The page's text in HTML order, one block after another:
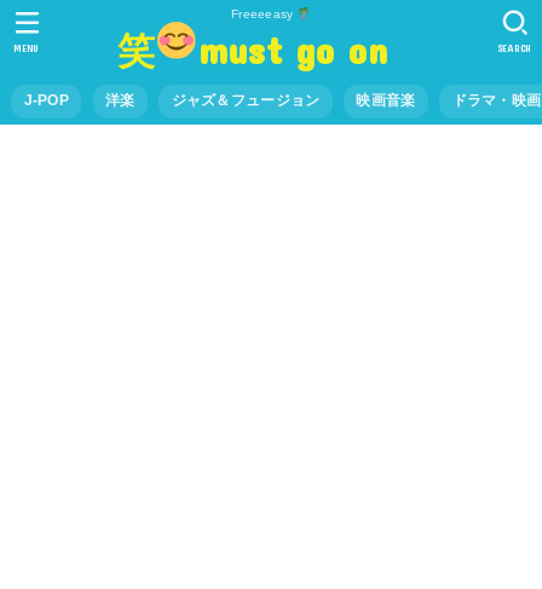
Freeeeasy
笑 must go on
J-POP 洋楽 ジャズ＆フュージョン 映画音楽 ドラマ・映
SEARCH
MENU